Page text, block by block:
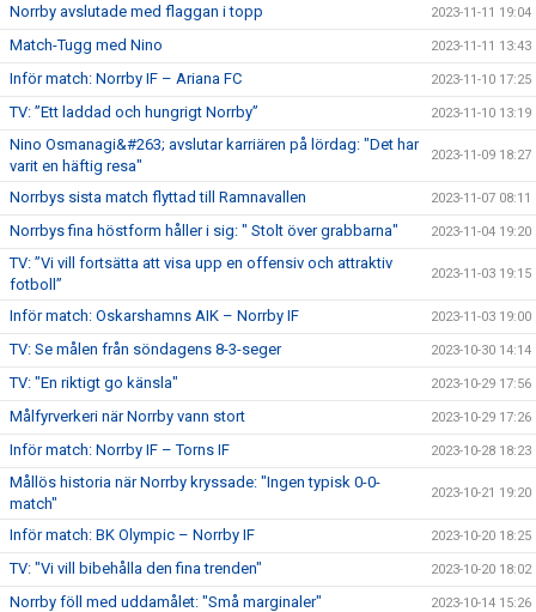
Norrby avslutade med flaggan i topp 2023-11-11 19:04
Match-Tugg med Nino 2023-11-11 13:43
Inför match: Norrby IF – Ariana FC 2023-11-10 17:25
TV: ”Ett laddad och hungrigt Norrby” 2023-11-10 13:19
Nino Osmanagi&#263; avslutar karriären på lördag: "Det har
varit en häftig resa"
2023-11-09 18:27
Norrbys sista match flyttad till Ramnavallen 2023-11-07 08:11
Norrbys fina höstform håller i sig: " Stolt över grabbarna" 2023-11-04 19:20
TV: ”Vi vill fortsätta att visa upp en offensiv och attraktiv
fotboll”
2023-11-03 19:15
Inför match: Oskarshamns AIK – Norrby IF 2023-11-03 19:00
TV: Se målen från söndagens 8-3-seger 2023-10-30 14:14
TV: "En riktigt go känsla" 2023-10-29 17:56
Målfyrverkeri när Norrby vann stort 2023-10-29 17:26
Inför match: Norrby IF – Torns IF 2023-10-28 18:23
Mållös historia när Norrby kryssade: "Ingen typisk 0-0-
match"
2023-10-21 19:20
Inför match: BK Olympic – Norrby IF 2023-10-20 18:25
TV: "Vi vill bibehålla den fina trenden" 2023-10-20 18:02
Norrby föll med uddamålet: "Små marginaler" 2023-10-14 15:26